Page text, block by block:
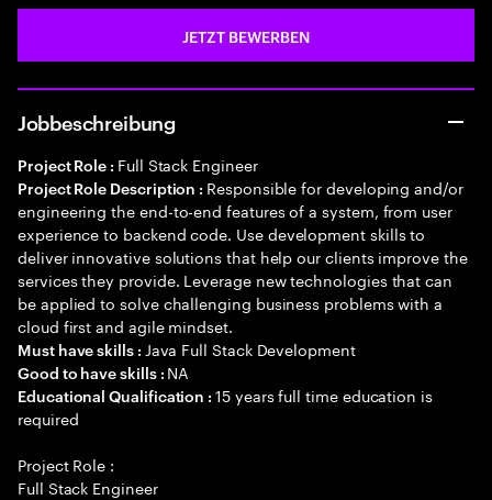
JETZT BEWERBEN
Jobbeschreibung
Project Role : Full Stack Engineer
Project Role Description : Responsible for developing and/or
engineering the end-to-end features of a system, from user
experience to backend code. Use development skills to
deliver innovative solutions that help our clients improve the
services they provide. Leverage new technologies that can
be applied to solve challenging business problems with a
cloud first and agile mindset.
Must have skills : Java Full Stack Development
Good to have skills : NA
Educational Qualification :15 years full time education is
required
Project Role :
Full Stack Engineer